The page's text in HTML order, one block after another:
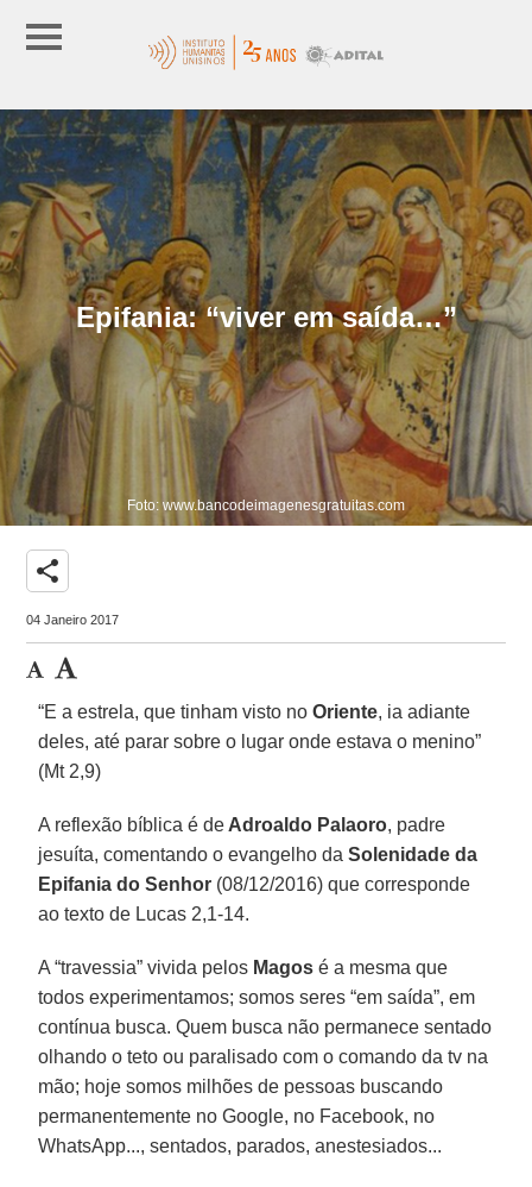
Epifania: “viver em saída…”
Foto: www.bancodeimagenesgratuitas.com
share
04 Janeiro 2017
“E a estrela, que tinham visto noOriente, ia adiante
deles, até parar sobre o lugar onde estava o menino”
(Mt 2,9)
A reflexão bíblica é de Adroaldo Palaoro, padre
jesuíta, comentando o evangelho daSolenidade da
Epifania do Senhor (08/12/2016) que corresponde
ao texto de Lucas 2,1-14.
A “travessia” vivida pelos Magos é a mesma que
todos experimentamos; somos seres “em saída”, em
contínua busca. Quem busca não permanece sentado
olhando o teto ou paralisado com o comando da tv na
mão; hoje somos milhões de pessoas buscando
permanentemente no Google, no Facebook, no
WhatsApp..., sentados, parados, anestesiados...